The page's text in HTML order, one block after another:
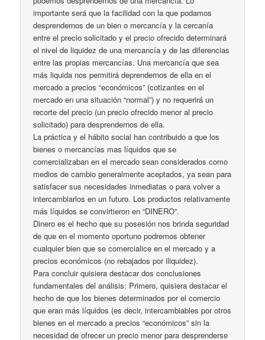
importante será que la facilidad con la que podamos
desprendernos de un bien o mercancía y la cercanía
entre el precio solicitado y el precio ofrecido determinará
el nivel de liquidez de una mercancía y de las diferencias
entre las propias mercancías. Una mercancía que sea
más liquida nos permitirá deprendernos de ella en el
mercado a precios “económicos” (cotizantes en el
mercado en una situación “normal”) y no requerirá un
recorte del precio (un precio ofrecido menor al precio
solicitado) para desprendernos de ella.
La práctica y el hábito social han contribuido a que los
bienes o mercancías mas líquidos que se
comercializaban en el mercado sean considerados como
medios de cambio generalmente aceptados, ya sean para
satisfacer sus necesidades inmediatas o para volver a
intercambiarlos en un futuro. Los productos relativamente
más líquidos se convirtieron en “DINERO”.
Dinero es el hecho que su posesión nos brinda seguridad
de que en el momento oportuno podremos obtener
cualquier bien que se comercialice en el mercado y a
precios económicos (no rebajados por iliquidez).
Para concluir quisiera destacar dos conclusiones
fundamentales del análisis: Primero, quisiera destacar el
hecho de que los bienes determinados por el comercio
que eran más líquidos (es decir, intercambiables por otros
bienes en el mercado a precios “económicos” sin la
necesidad de ofrecer un precio menor para desprenderse